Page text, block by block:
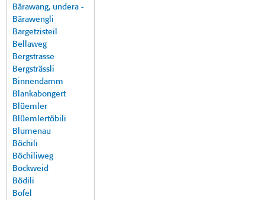
Bärawang, undera -
Bärawengli
Bargetzisteil
Bellaweg
Bergstrasse
Bergsträssli
Binnendamm
Blankabongert
Blüemler
Blüemlertöbili
Blumenau
Böchili
Böchiliweg
Bockweid
Bödili
Bofel